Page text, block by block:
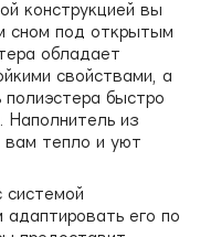
конструкцией вы
сном под открытым
обладает
свойствами, а
быстро
Наполнитель из
вам тепло и уют
его по